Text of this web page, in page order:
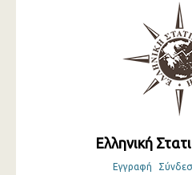
Ελληνική
Εγγραφή